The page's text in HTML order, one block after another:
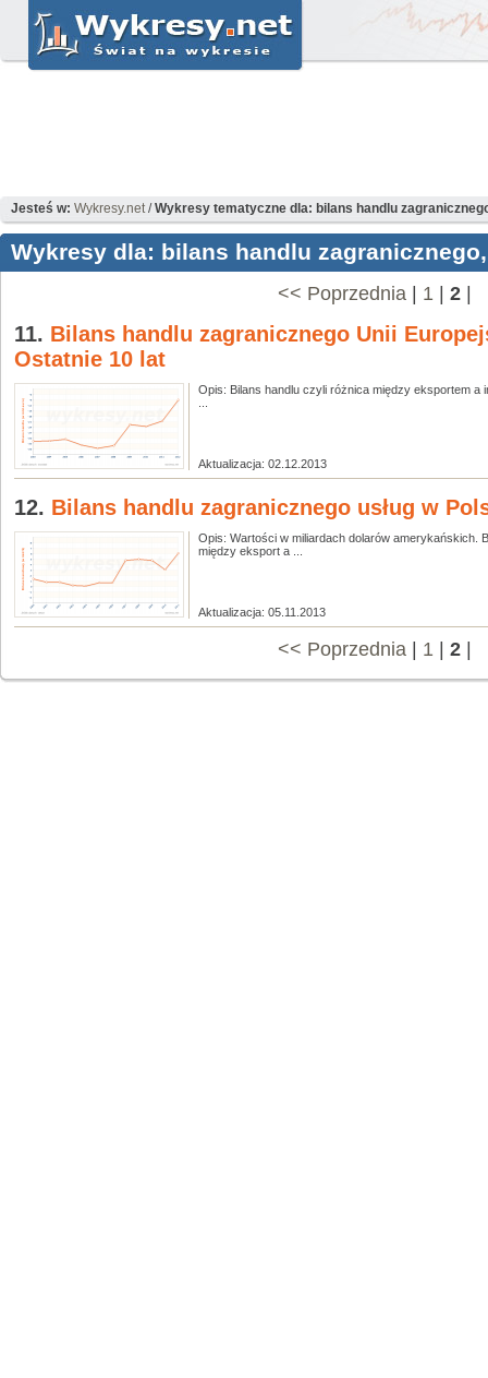
Jesteś w: Wykresy.net/Wykresy tematyczne dla: bilans handlu
Wykresy dla: bilans handlu
<< Poprzednia 1 2
11. Bilans handlu zagranicznego Unii
Ostatnie 10 lat
Opis: Bilans handlu czyli różnica między eksportem a
Aktualizacja: 02.12.2013
12. Bilans handlu zagranicznego usług w
Opis: Wartości w miliardach dolarów amerykańskich.
między eksport a ...
Aktualizacja: 05.11.2013
<< Poprzednia 1 2